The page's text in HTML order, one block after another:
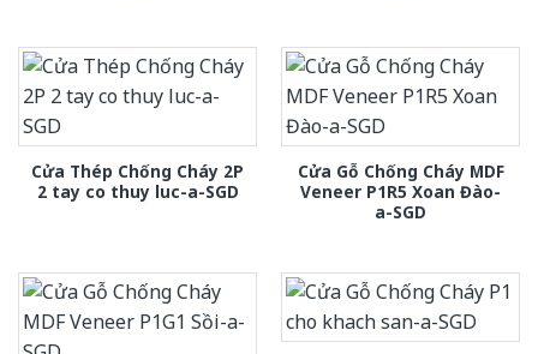
Cửa Thép Chống Cháy 2P
2 tay co thuy luc-a-SGD
Cửa Gỗ Chống Cháy MDF
Veneer P1R5 Xoan Đào-
a-SGD